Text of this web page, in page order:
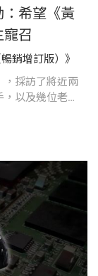
希望《黃
召
銷增訂版）》
，採訪了將近兩
，以及幾位老
「希望這本書